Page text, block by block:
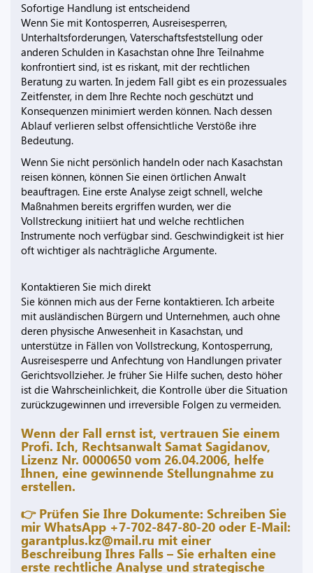
Sofortige Handlung ist entscheidend
Wenn Sie mit Kontosperren, Ausreisesperren,
Unterhaltsforderungen, Vaterschaftsfeststellung oder
anderen Schulden in Kasachstan ohne Ihre Teilnahme
konfrontiert sind, ist es riskant, mit der rechtlichen
Beratung zu warten. In jedem Fall gibt es ein prozessuales
Zeitfenster, in dem Ihre Rechte noch geschützt und
Konsequenzen minimiert werden können. Nach dessen
Ablauf verlieren selbst offensichtliche Verstöße ihre
Bedeutung.
Wenn Sie nicht persönlich handeln oder nach Kasachstan
reisen können, können Sie einen örtlichen Anwalt
beauftragen. Eine erste Analyse zeigt schnell, welche
Maßnahmen bereits ergriffen wurden, wer die
Vollstreckung initiiert hat und welche rechtlichen
Instrumente noch verfügbar sind. Geschwindigkeit ist hier
oft wichtiger als nachträgliche Argumente.
Kontaktieren Sie mich direkt
Sie können mich aus der Ferne kontaktieren. Ich arbeite
mit ausländischen Bürgern und Unternehmen, auch ohne
deren physische Anwesenheit in Kasachstan, und
unterstütze in Fällen von Vollstreckung, Kontosperrung,
Ausreisesperre und Anfechtung von Handlungen privater
Gerichtsvollzieher. Je früher Sie Hilfe suchen, desto höher
ist die Wahrscheinlichkeit, die Kontrolle über die Situation
zurückzugewinnen und irreversible Folgen zu vermeiden.
Wenn der Fall ernst ist, vertrauen Sie einem
Profi. Ich, Rechtsanwalt Samat Sagidanov,
Lizenz Nr. 0000650 vom 26.04.2006, helfe
Ihnen, eine gewinnende Stellungnahme zu
erstellen.
👉 Prüfen Sie Ihre Dokumente: Schreiben Sie
mir WhatsApp +7-702-847-80-20 oder E-Mail:
garantplus.kz@mail.ru mit einer
Beschreibung Ihres Falls – Sie erhalten eine
erste rechtliche Analyse und strategische